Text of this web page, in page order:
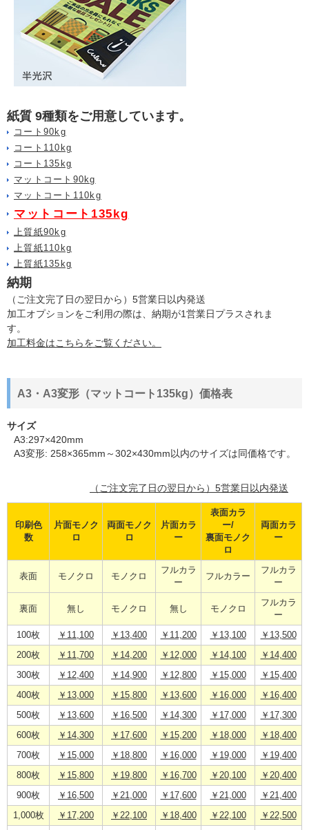
紙質 9種類をご用意しています。
コート90kg
コート110kg
コート135kg
マットコート90kg
マットコート110kg
マットコート135kg
上質紙90kg
上質紙110kg
上質紙135kg
納期
（ご注文完了日の翌日から）5営業日以内発送
加工オプションをご利用の際は、納期が1営業日プラスされま
す。
加工料金はこちらをご覧ください。
A3・A3変形（マットコート135kg）価格表
サイズ
A3:297×420mm
A3変形: 258×365mm～302×430mm以内のサイズは同価格です。
（ご注文完了日の翌日から）5営業日以内発送
印刷色
数
片面モノク
ロ
両面モノク
ロ
片面カラ
ー
表面カラ
ー/
裏面モノク
ロ
両面カラ
ー
表面 モノクロ モノクロ
フルカラ
ー
フルカラー
フルカラ
ー
裏面 無し モノクロ 無し モノクロ
フルカラ
ー
100枚 ￥11,100 ￥13,400 ￥11,200 ￥13,100 ￥13,500
200枚 ￥11,700 ￥14,200 ￥12,000 ￥14,100 ￥14,400
300枚 ￥12,400 ￥14,900 ￥12,800 ￥15,000 ￥15,400
400枚 ￥13,000 ￥15,800 ￥13,600 ￥16,000 ￥16,400
500枚 ￥13,600 ￥16,500 ￥14,300 ￥17,000 ￥17,300
600枚 ￥14,300 ￥17,600 ￥15,200 ￥18,000 ￥18,400
700枚 ￥15,000 ￥18,800 ￥16,000 ￥19,000 ￥19,400
800枚 ￥15,800 ￥19,800 ￥16,700 ￥20,100 ￥20,400
900枚 ￥16,500 ￥21,000 ￥17,600 ￥21,000 ￥21,400
1,000枚 ￥17,200 ￥22,100 ￥18,400 ￥22,100 ￥22,500